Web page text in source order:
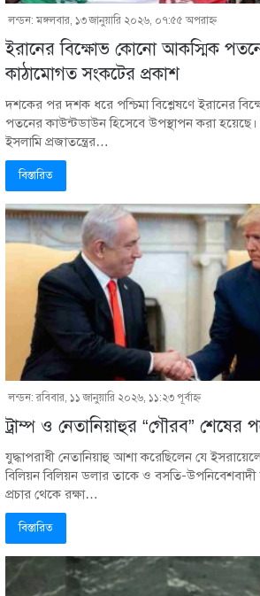
লন্ডন: মঙ্গলবার, ১৩ জানুয়ারি ২০২৬, ০৭:৫৫ অপরাহ্ণ
ইরানের বিক্ষোভ কোনো আকস্মিক
কাঠামোগত সংকটের প্রকাশ
দশকের পর দশক ধরে পশ্চিমা বিশ্লেষণে ইরানের
পতনের কাউন্টডাউন হিসেবে উপস্থাপন করা হয়েছে।
ইসলামি প্রজাতন্ত্রের…
বিস্তারিত
লন্ডন: রবিবার, ১১ জানুয়ারি ২০২৬, ১১:২৩ পূর্বাহ্ণ
ট্রাম্প ও নেতানিয়াহুর “গৌরব” শেষের
যুদ্ধাপরাধী নেতানিয়াহু আশা করেছিলেন যে
বিলিয়ন বিলিয়ন ডলার তাকে ও বসতি-উপনিবেশবাদী
প্রচার থেকে রক্ষা…
বিস্তারিত